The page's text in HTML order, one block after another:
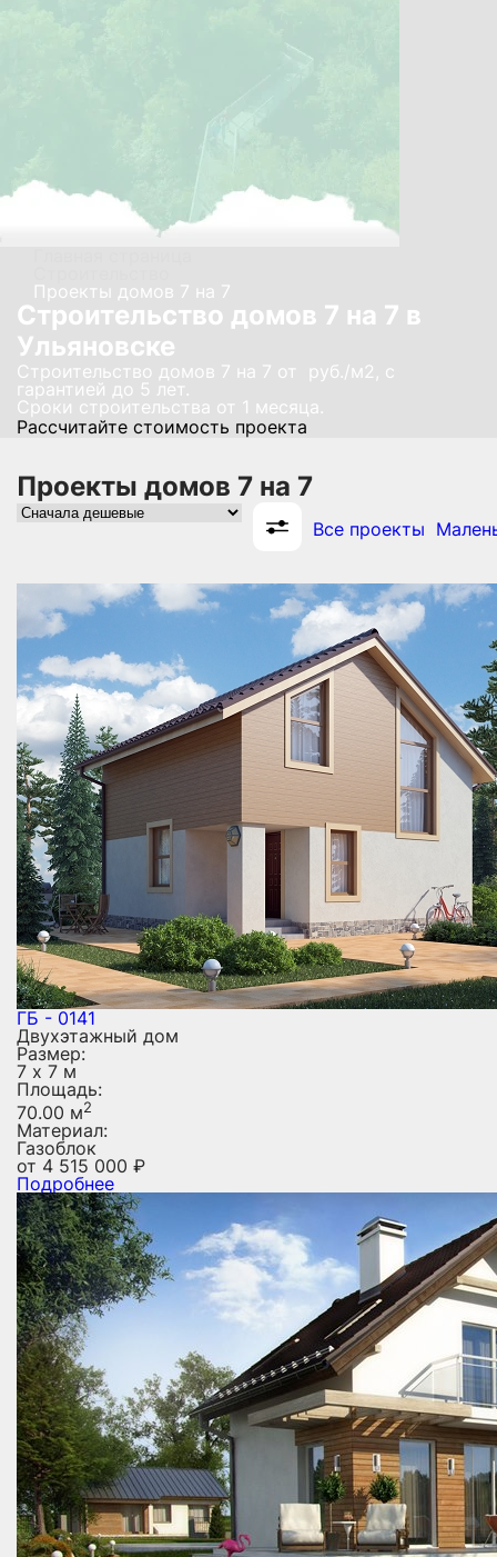
Проекты домов 7 на 7
Строительство домов 7 на 7 в
Ульяновске
Строительство домов 7 на 7 от руб./м2, с
гарантией до 5 лет.
Сроки строительства от 1 месяца.
Рассчитайте стоимость проекта
Проекты домов 7 на 7
Все проекты
ГБ - 0141
Двухэтажный дом
Размер:
7 х 7 м
Площадь:
70.00 м2
Материал:
Газоблок
от 4 515 000 ₽
Подробнее